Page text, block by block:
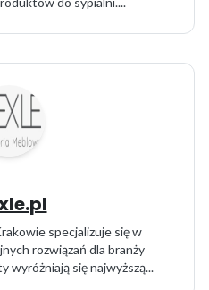
specjalizuje się w
rozwiązań dla branży
wyróżniają się najwyższą...